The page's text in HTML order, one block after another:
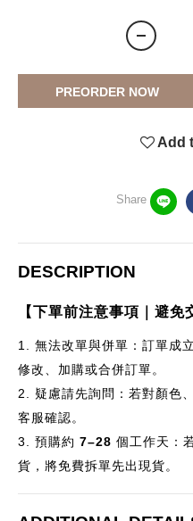
PREORDER NOW
Add
Share
DESCRIPTION
【下單前注意事項｜避免
1.
無法改單與併單：訂單成
修改、加購或合併訂單。
2.
疑慮請先詢問：若對顏色
客服確認。
3.
預購約 7–28 個工作天：
貨，將免費拆單先出現貨。